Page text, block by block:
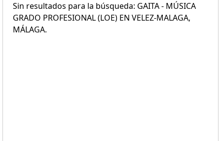
Sin resultados para la búsqueda: GAITA - MÚSICA
GRADO PROFESIONAL (LOE) EN VELEZ-MALAGA,
MÁLAGA.